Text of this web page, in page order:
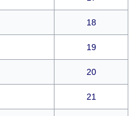
18
19
20
21